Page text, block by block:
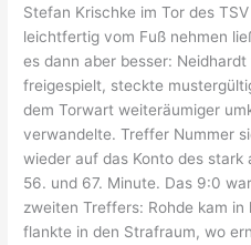
Stefan Krischke im Tor des
leichtfertig vom Fuß nehmen
es dann aber besser:
freigespielt, steckte
dem Torwart weiteräumiger
verwandelte. Treffer Nummer
wieder auf das Konto des stark
56. und 67. Minute. Das 9:0
zweiten Treffers: Rohde kam in
flankte in den Strafraum, wo